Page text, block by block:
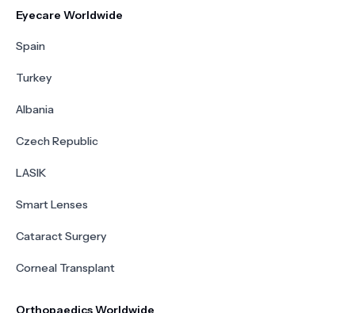
Eyecare Worldwide
Spain
Turkey
Albania
Czech Republic
LASIK
Smart Lenses
Cataract Surgery
Corneal Transplant
Orthopaedics Worldwide